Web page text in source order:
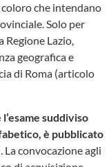
coloro che intendano
Solo per
Lazio,
geografica e
di Roma (articolo
suddiviso
è pubblicato
La convocazione agli